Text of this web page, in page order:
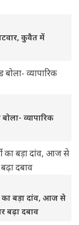
कुवैत में
व्यापारिक
का बड़ा दांव, आज से
बढ़ा दबाव